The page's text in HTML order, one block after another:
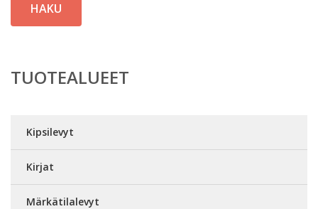
HAKU
TUOTEALUEET
Kipsilevyt
Kirjat
Märkätilalevyt